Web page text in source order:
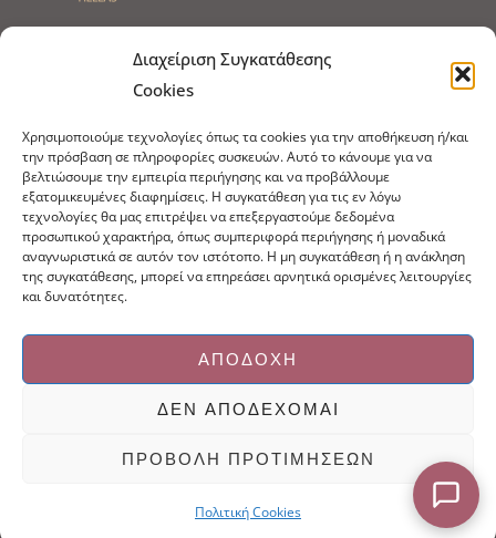
Διαχείριση Συγκατάθεσης
Cookies
Χρησιμοποιούμε τεχνολογίες όπως τα cookies για την αποθήκευση ή/και
την πρόσβαση σε πληροφορίες συσκευών. Αυτό το κάνουμε για να
βελτιώσουμε την εμπειρία περιήγησης και να προβάλλουμε
εξατομικευμένες διαφημίσεις. Η συγκατάθεση για τις εν λόγω
τεχνολογίες θα μας επιτρέψει να επεξεργαστούμε δεδομένα
προσωπικού χαρακτήρα, όπως συμπεριφορά περιήγησης ή μοναδικά
αναγνωριστικά σε αυτόν τον ιστότοπο. Η μη συγκατάθεση ή η ανάκληση
της συγκατάθεσης, μπορεί να επηρεάσει αρνητικά ορισμένες λειτουργίες
και δυνατότητες.
ΑΠΟΔΟΧΉ
ΔΕΝ ΑΠΟΔΈΧΟΜΑΙ
ΠΡΟΒΟΛΉ ΠΡΟΤΙΜΉΣΕΩΝ
Πολιτική Cookies
Τρόποι Παραγγελίας
Πολιτική Cookies
Εμπόριο Ειδών Ονυχοπλαστικής, Καλλωπισμού
άκρων και αξεσουάρ
τηλ: 213-0415386
info@ncnails.gr